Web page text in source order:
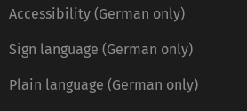
Accessibility (German only)
Sign language (German only)
Plain language (German only)